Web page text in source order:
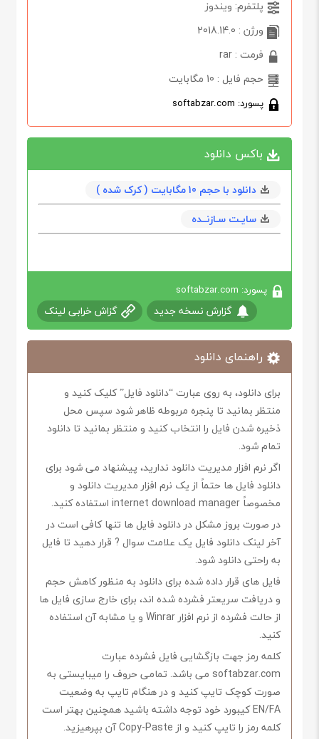
پلتفرم: ویندوز
ورژن : 2018.14.0
فرمت : rar
حجم فایل : 10 مگابایت
پسورد: softabzar.com
باکس دانلود
دانلود با حجم 10 مگابايت ( کرک شده )
سایـت سـازنــده
پسورد: softabzar.com
گزارش نسخه جدید گزاش خرابی لینک
راهنمای دانلود
برای دانلود، به روی عبارت “دانلود فایل” کلیک کنید و
منتظر بمانید تا پنجره مربوطه ظاهر شود سپس محل
ذخیره شدن فایل را انتخاب کنید و منتظر بمانید تا دانلود
تمام شود.
اگر نرم افزار مدیریت دانلود ندارید، پیشنهاد می شود برای
دانلود فایل ها حتماً از یک نرم افزار مدیریت دانلود و
مخصوصاً internet download manager استفاده کنید.
در صورت بروز مشکل در دانلود فایل ها تنها کافی است در
آخر لینک دانلود فایل یک علامت سوال ? قرار دهید تا فایل
به راحتی دانلود شود.
فایل های قرار داده شده برای دانلود به منظور کاهش حجم
و دریافت سریعتر فشرده شده اند، برای خارج سازی فایل ها
از حالت فشرده از نرم افزار Winrar و یا مشابه آن استفاده
کنید.
کلمه رمز جهت بازگشایی فایل فشرده عبارت
softabzar.com می باشد. تمامی حروف را میبایستی به
صورت کوچک تایپ کنید و در هنگام تایپ به وضعیت
EN/FA کیبورد خود توجه داشته باشید همچنین بهتر است
کلمه رمز را تایپ کنید و از Copy-Paste آن بپرهیزید.